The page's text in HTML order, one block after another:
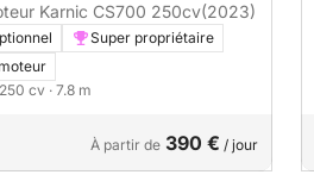
Bateau à moteur Karnic CS700 250cv(2023)
Super propriétaire
250 cv · 7.8 m
À partir de 390 € / jour